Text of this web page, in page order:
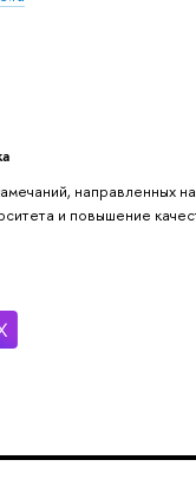
направленных
и повышение